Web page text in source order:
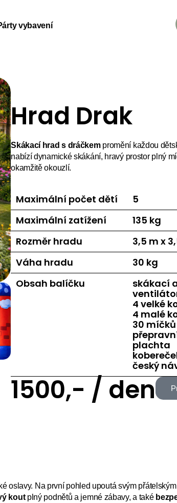
vybavení
Hrad Drak
Skákací hrad s dráčkempromění každou
nabízí dynamické skákání, hravý prostor plný
okamžitě okouzlí.
Maximální počet dětí
5
Maximální zatížení
135 kg
Rozměr hradu
3,5 m x
Váha hradu
30 kg
Obsah balíčku
skákací
4 velké
4 malé
30
plachta
český
1500,- / den
oslavy. Na první pohled upoutá svým
koutplný podnětů a jemné zábavy, a také